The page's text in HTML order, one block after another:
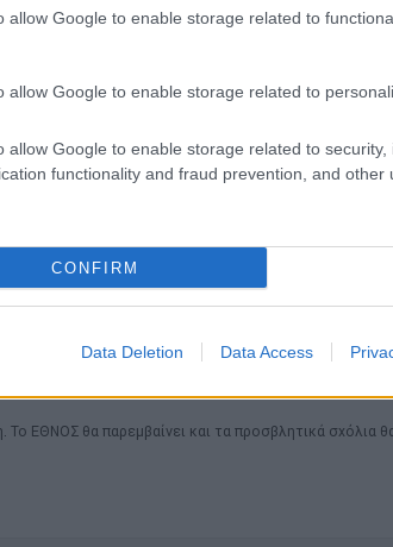
allow Google to enable storage related to
allow Google to enable storage related to
allow Google to enable storage related to security,
functionality and fraud prevention, and other
CONFIRM
Data Deletion Data Access
Ατζάκ, κάτοχος αμερικανικού
του, σκοτώθηκε από ισραηλινά
ειδήσεων Wafa και δήλωσαν
ότι οι ΗΠΑ «
των ανταρτών στην Υεμένη.
πυραύλων έτοιμους να
ΕΘΝΟΣ θα παρεμβαίνει και τα προσβλητικά σχόλια